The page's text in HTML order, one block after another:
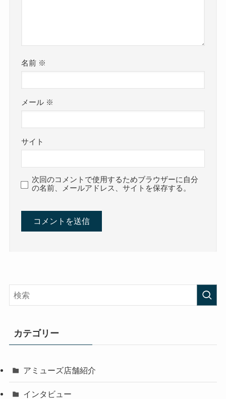
名前 ※
メール ※
サイト
次回のコメントで使用するためブラウザーに自分
の名前、メールアドレス、サイトを保存する。
カテゴリー
アミューズ店舗紹介
インタビュー